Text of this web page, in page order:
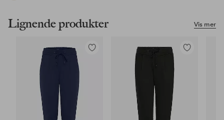
Vis mer
Lignende produkter
Legg
Legg